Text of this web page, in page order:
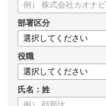
部署区分
役職
氏名：姓